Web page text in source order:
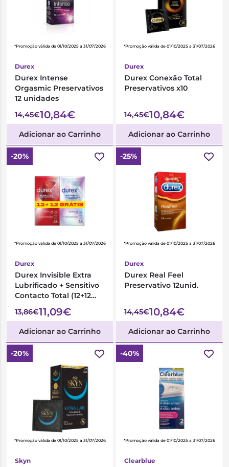
*Promoção válida de 01/10/2025 a 31/07/2026
Durex
Durex Intense
Orgasmic Preservativos
12 unidades
14,45€10,84€
Adicionar ao Carrinho
*Promoção válida de 01/10/2025 a 31/07/2026
Durex
Durex Conexão Total
Preservativos x10
14,45€10,84€
Adicionar ao Carrinho
-20%
*Promoção válida de 01/10/2025 a 31/07/2026
Durex
Durex Invisible Extra
Lubrificado + Sensitivo
Contacto Total (12+12
preservativos)
13,86€11,09€
Adicionar ao Carrinho
-25%
*Promoção válida de 01/10/2025 a 31/07/2026
Durex
Durex Real Feel
Preservativo 12unid.
14,45€10,84€
Adicionar ao Carrinho
-20%
*Promoção válida de 01/10/2025 a 31/07/2026
Skyn
-40%
*Promoção válida de 01/10/2025 a 31/07/2026
Clearblue